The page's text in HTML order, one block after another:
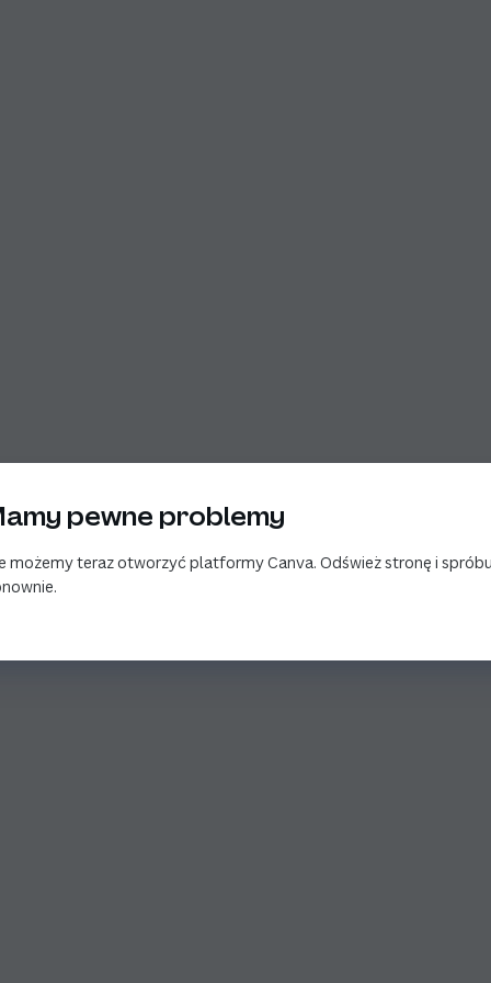
pewne problemy
możemy teraz otworzyć platformy Canva. Odśwież stronę i